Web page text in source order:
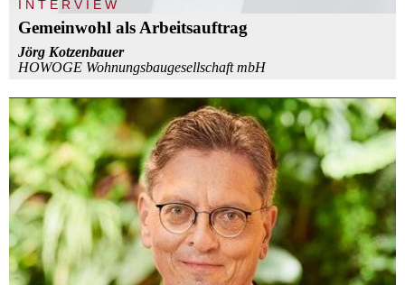
INTERVIEW
Gemeinwohl als Arbeitsauftrag
Jörg Kotzenbauer
HOWOGE Wohnungsbaugesellschaft mbH